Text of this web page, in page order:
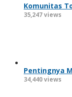
Komunitas
35,247 views
Pentingnya
34,440 views